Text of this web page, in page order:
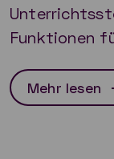
Funktionen
Mehr lesen